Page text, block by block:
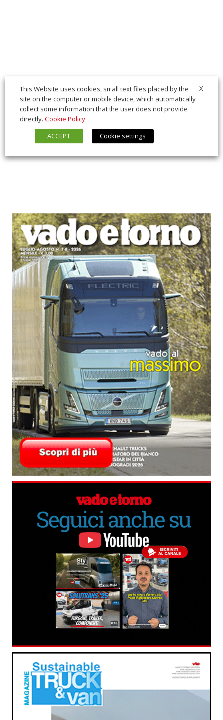
X
This Website uses cookies, small text files placed by the
site on the computer or mobile device, which automatically
collect some information that the user does not provide
directly. Cookie Policy
ACCEPT
Cookie settings